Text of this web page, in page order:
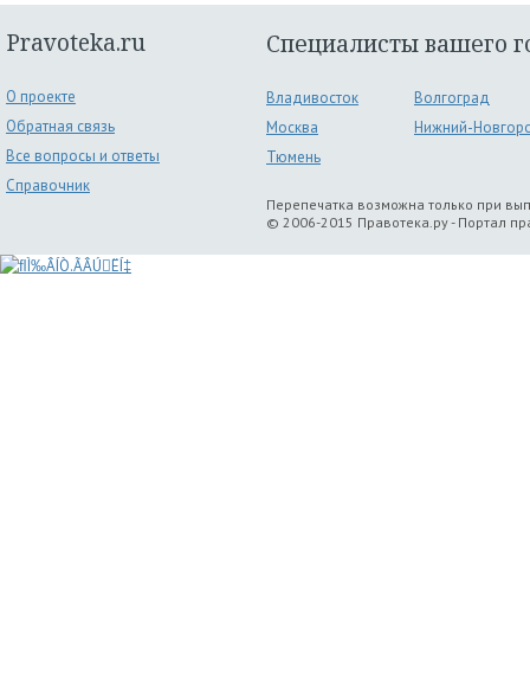
Pravoteka.ru
О проекте
Обратная связь
Все вопросы и ответы
Справочник
Специалисты вашего
Владивосток
Волгоград
Москва
Нижний-
Тюмень
Перепечатка возможна только при
© 2006-2015 Правотека.ру - Портал